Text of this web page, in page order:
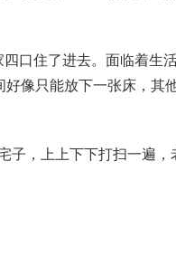
口住了进去。面临着生
好像只能放下一张床，其
，上上下下打扫一遍，